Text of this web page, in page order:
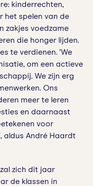
kinderrechten,
het spelen van de
zakjes voedzame
die honger lijden.
te verdienen. ‘We
om een actieve
We zijn erg
Ons
meer te leren
en daarnaast
voor
aldus André Haardt
zich dit jaar
de klassen in